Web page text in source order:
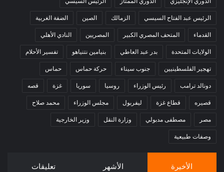
الرئيس عبد الفتاح السيسي الزمالك الصين الضفة الغربية
القدماء المتحف المصري الكبير المصريين النادي الأهلي
الولايات المتحدة بدر عبد العاطي بنيامين نتنياهو تفسير الأحلام
تهجير الفلسطينيين جنوب سيناء حركة حماس حماس
دونالد ترامب رئيس الوزراء روسيا سوريا غزة قصه
قصيره قطاع غزة ليفربول مجلس الوزراء محمد صلاح
مصر مصطفى مدبولي وزارة النقل وزير الخارجية
وصفات طبيعية
الأخيرة الأشهر تعليقات